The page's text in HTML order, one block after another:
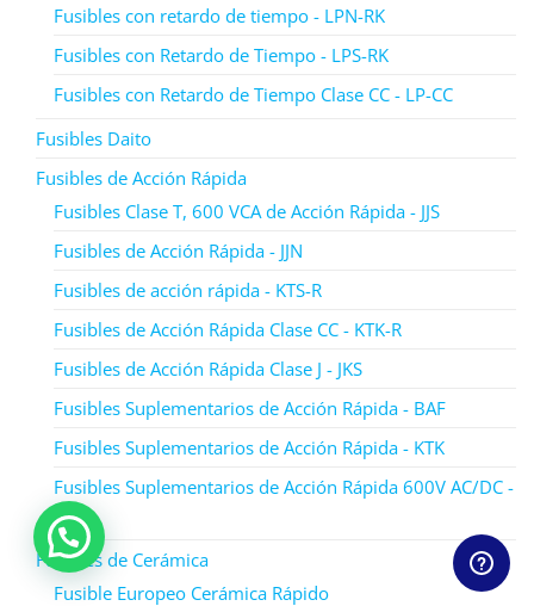
Fusibles con retardo de tiempo - LPN-RK
Fusibles con Retardo de Tiempo - LPS-RK
Fusibles con Retardo de Tiempo Clase CC - LP-CC
Fusibles Daito
Fusibles de Acción Rápida
Fusibles Clase T, 600 VCA de Acción Rápida - JJS
Fusibles de Acción Rápida - JJN
Fusibles de acción rápida - KTS-R
Fusibles de Acción Rápida Clase CC - KTK-R
Fusibles de Acción Rápida Clase J - JKS
Fusibles Suplementarios de Acción Rápida - BAF
Fusibles Suplementarios de Acción Rápida - KTK
Fusibles Suplementarios de Acción Rápida 600V AC/DC -
KLM
Fusibles de Cerámica
Fusible Europeo Cerámica Rápido